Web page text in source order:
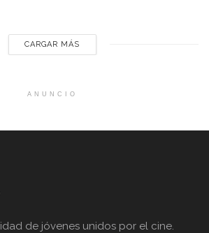
CARGAR MÁS
ANUNCIO
de jóvenes unidos por el cine.